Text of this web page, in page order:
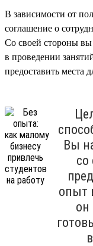
В зависимости от
соглашение о
Со своей стороны
в проведении
предоставить места
Вы
со
опыт
он